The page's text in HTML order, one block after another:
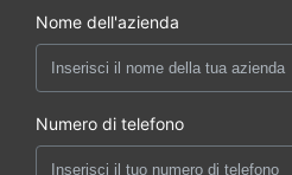
Nome dell'azienda
Numero di telefono